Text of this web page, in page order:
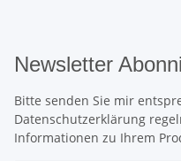
Newsletter
Bitte senden Sie mir
Datenschutzerklärung
Informationen zu Ihrem